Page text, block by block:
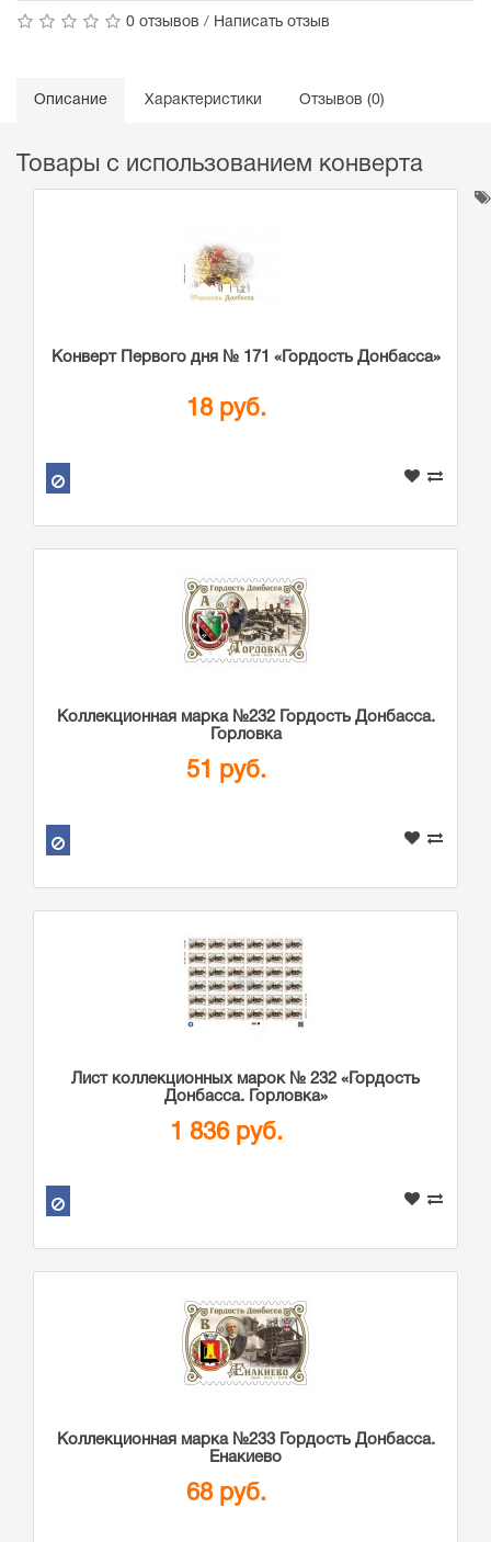
0 отзывов / Написать отзыв
Описание Характеристики Отзывов (0)
Товары с использованием конверта
Конверт Первого дня № 171 «Гордость Донбасса»
18 руб.
Коллекционная марка №232 Гордость Донбасса.
Горловка
51 руб.
Лист коллекционных марок № 232 «Гордость
Донбасса. Горловка»
1 836 руб.
Коллекционная марка №233 Гордость Донбасса.
Енакиево
68 руб.